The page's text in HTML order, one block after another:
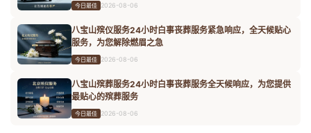
今日最佳 2026-08-06
八宝山殡仪服务24小时白事丧葬服务紧急响应，全天候贴心
服务，为您解除燃眉之急
今日最佳 2026-08-06
八宝山殡葬服务24小时白事丧葬服务全天候响应，为您提供
最贴心的殡葬服务
今日最佳 2026-08-06